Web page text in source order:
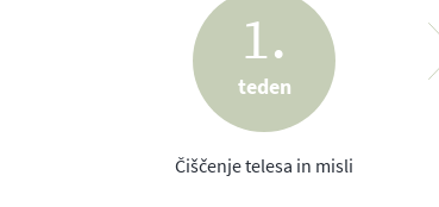
navajam še nekaj zdravih receptov, ki
koncu prvega in tretjega tedna
Vsak teden vam torej pošljem nov
podane. Vsake dva tedna se slišiva
vrednost programa. V 4-ih tednih se
1.
teden
Čiščenje telesa in misli